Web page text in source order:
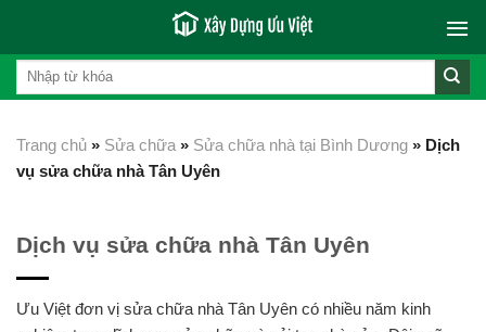
content
Trang chủ » Sửa chữa » Sửa chữa nhà tại Bình Dương » Dịch
vụ sửa chữa nhà Tân Uyên
Dịch vụ sửa chữa nhà Tân Uyên
Ưu Việt đơn vị sửa chữa nhà Tân Uyên có nhiều năm kinh